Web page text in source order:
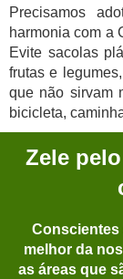
Precisamos
harmonia com a
Evite sacolas
frutas e
que não sirvam
bicicleta,
Zele
Conscientes
melhor da
as áreas que